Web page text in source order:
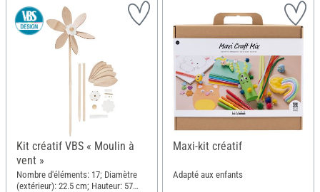
Kit créatif VBS « Moulin à
vent »
Nombre d'éléments: 17; Diamètre
(extérieur): 22.5 cm; Hauteur: 57
Maxi-kit créatif
Adapté aux enfants